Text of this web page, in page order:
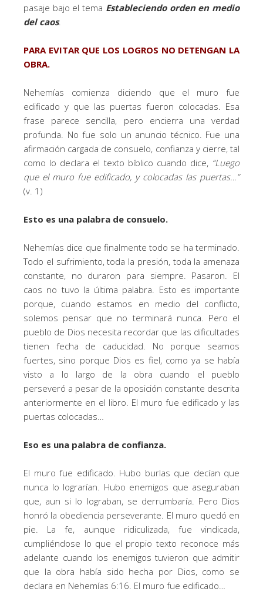
pasaje bajo el tema Estableciendo orden en medio
del caos.
PARA EVITAR QUE LOS LOGROS NO DETENGAN LA
OBRA.
Nehemías comienza diciendo que el muro fue
edificado y que las puertas fueron colocadas. Esa
frase parece sencilla, pero encierra una verdad
profunda. No fue solo un anuncio técnico. Fue una
afirmación cargada de consuelo, confianza y cierre, tal
como lo declara el texto bíblico cuando dice, “Luego
que el muro fue edificado, y colocadas las puertas…”
(v. 1)
Esto es una palabra de consuelo.
Nehemías dice que finalmente todo se ha terminado.
Todo el sufrimiento, toda la presión, toda la amenaza
constante, no duraron para siempre. Pasaron. El
caos no tuvo la última palabra. Esto es importante
porque, cuando estamos en medio del conflicto,
solemos pensar que no terminará nunca. Pero el
pueblo de Dios necesita recordar que las dificultades
tienen fecha de caducidad. No porque seamos
fuertes, sino porque Dios es fiel, como ya se había
visto a lo largo de la obra cuando el pueblo
perseveró a pesar de la oposición constante descrita
anteriormente en el libro. El muro fue edificado y las
puertas colocadas…
Eso es una palabra de confianza.
El muro fue edificado. Hubo burlas que decían que
nunca lo lograrían. Hubo enemigos que aseguraban
que, aun si lo lograban, se derrumbaría. Pero Dios
honró la obediencia perseverante. El muro quedó en
pie. La fe, aunque ridiculizada, fue vindicada,
cumpliéndose lo que el propio texto reconoce más
adelante cuando los enemigos tuvieron que admitir
que la obra había sido hecha por Dios, como se
declara en Nehemías 6:16. El muro fue edificado…